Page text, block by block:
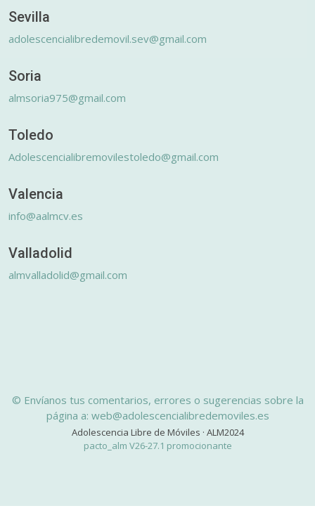
Sevilla
adolescencialibredemovil.sev@gmail.com
Soria
almsoria975@gmail.com
Toledo
Adolescencialibremovilestoledo@gmail.com
Valencia
info@aalmcv.es
Valladolid
almvalladolid@gmail.com
© Envíanos tus comentarios, errores o sugerencias sobre la
página a: web@adolescencialibredemoviles.es
Adolescencia Libre de Móviles · ALM2024
pacto_alm V26-27.1 promocionante